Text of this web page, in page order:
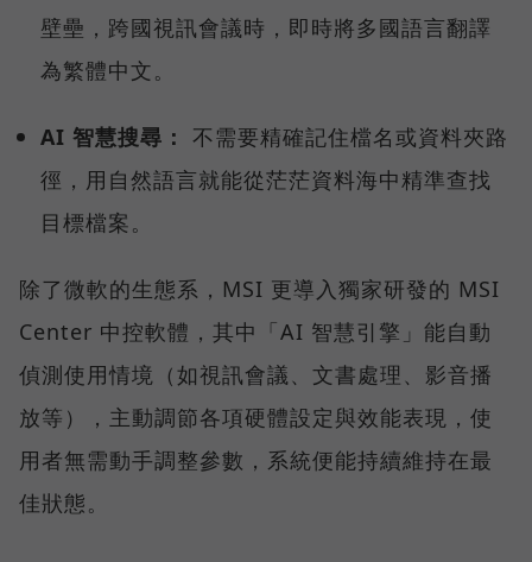
壁壘，跨國視訊會議時，即時將多國語言翻譯
為繁體中文。
AI 智慧搜尋： 不需要精確記住檔名或資料夾路
徑，用自然語言就能從茫茫資料海中精準查找
目標檔案。
除了微軟的生態系，MSI 更導入獨家研發的 MSI
Center 中控軟體，其中「AI 智慧引擎」能自動
偵測使用情境（如視訊會議、文書處理、影音播
放等），主動調節各項硬體設定與效能表現，使
用者無需動手調整參數，系統便能持續維持在最
佳狀態。